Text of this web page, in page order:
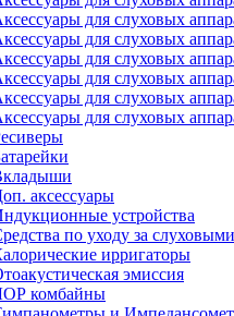
для слуховых
для слуховых
для слуховых
для слуховых
для слуховых
для слуховых
аксессуары
устройства
по уходу за
ирригаторы
эмиссия
комбайны